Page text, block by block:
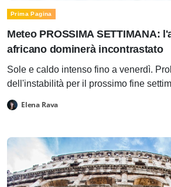
Prima Pagina
Meteo PROSSIMA SETTIMANA:
africano dominerà incontrastato
Sole e caldo intenso fino a venerdì.
dell'instabilità per il prossimo fine
Elena Rava